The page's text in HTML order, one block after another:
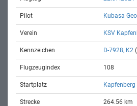
Pilot Kubasa
Verein KSV
Kennzeichen D-7928, K2
Flugzeugindex 108
Startplatz Kapfenberg
Strecke 264.56 km